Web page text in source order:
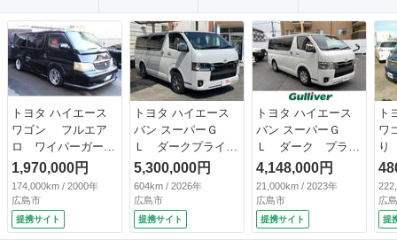
トヨタ ハイエース
ワゴン フルエア
ロ ワイパーガー
ド リアウイング
オーバーフェンダ
ー 深リムホイー
ル ラウンジ仕様
ベットキット ウッ
1,970,000円
174,000km / 2000年
広島市
提携サイト
トヨタ ハイエース
バン スーパーＧ
Ｌ ダークプライム
ＩＩ ワンオーナ
ー 衝突被害軽減シ
ステム 全方位カメ
ラ クリアランスソ
ナー ＥＴＣ２．
5,300,000円
604km / 2026年
広島市
提携サイト
トヨタ ハイエース
バン スーパーＧ
Ｌ ダーク プライ
ムＩＩ （検9.1）
4,148,000円
21,000km / 2023年
広島市
提携サイト
ト
ワ
り
デ
デ
フ
デ
Ｓ
広
提